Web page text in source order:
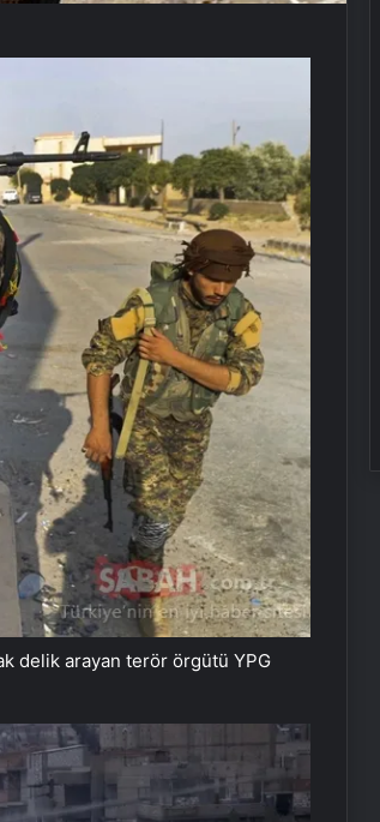
delik arayan terör örgütü YPG